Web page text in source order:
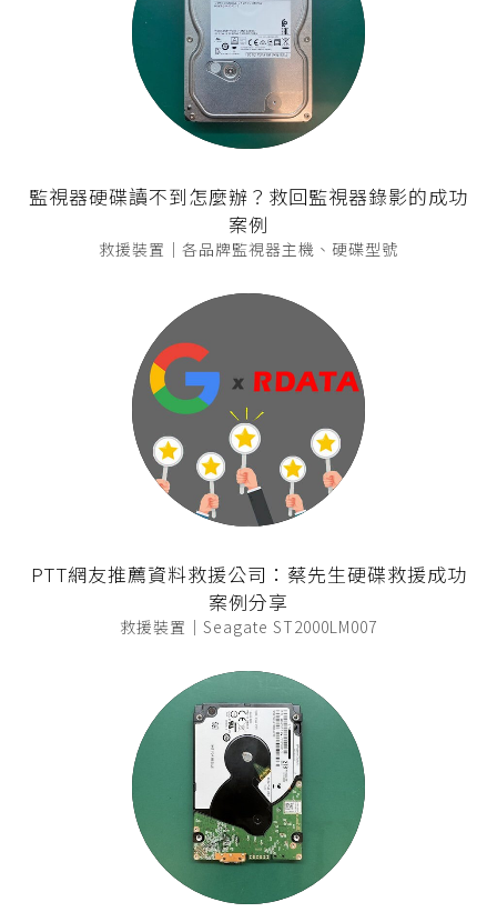
監視器硬碟讀不到怎麼辦？救回監視器錄影的成功
案例
救援裝置｜各品牌監視器主機、硬碟型號
PTT網友推薦資料救援公司：蔡先生硬碟救援成功
案例分享
救援裝置｜Seagate ST2000LM007